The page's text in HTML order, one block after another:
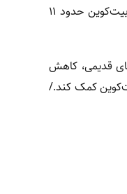
و سودی بیش از ۲۶۰ میلیارد دلار محقق کرده‌اند. این بزرگ‌ترین موج برداشت سود از سال ۲۰۱۶ تاکنون است و باعث شده که قیمت بیت‌کوین حدود ۱۱
قدیمی، کاهش
کمک کند./